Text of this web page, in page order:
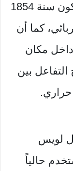
نقي في عام 1811، أُنتج السيليكون سنة 1854
كما أن
داخل مكان
التفاعل بين
حراري.
لويس
حالياً